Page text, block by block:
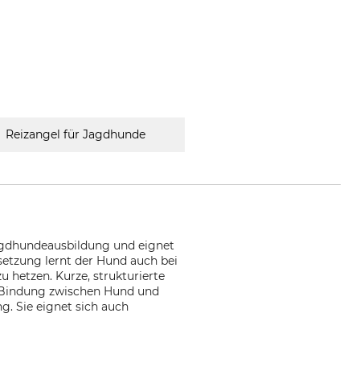
Reizangel für Jagdhunde
und eignet
lernt der Hund auch bei
hetzen. Kurze, strukturierte
zwischen Hund und
Sie eignet sich auch